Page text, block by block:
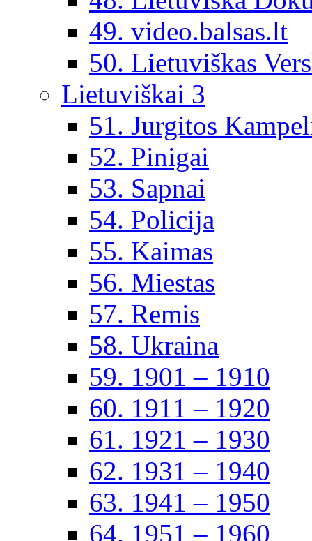
49. video.balsas.lt
50. Lietuviškas
Lietuviškai 3
51. Jurgitos
52. Pinigai
53. Sapnai
54. Policija
55. Kaimas
56. Miestas
57. Remis
58. Ukraina
59. 1901 – 1910
60. 1911 – 1920
61. 1921 – 1930
62. 1931 – 1940
63. 1941 – 1950
64. 1951 – 1960